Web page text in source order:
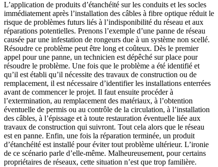
L’application de produits d’étanchéité sur les conduits et les socles
immédiatement après l’installation des câbles à fibre optique réduit le
risque de problèmes futurs liés à l’indisponibilité du réseau et aux
réparations potentielles. Prenons l’exemple d’une panne de réseau
causée par une infestation de rongeurs due à un système non scellé.
Résoudre ce problème peut être long et coûteux. Dès le premier
appel pour une panne, un technicien est dépêché sur place pour
résoudre le problème. Une fois que le problème a été identifié et
qu’il est établi qu’il nécessite des travaux de construction ou de
remplacement, il est nécessaire d’identifier les installations enterrées
avant de commencer le projet. Il faut ensuite procéder à
l’extermination, au remplacement des matériaux, à l’obtention
éventuelle de permis ou au contrôle de la circulation, à l’installation
des câbles, à l’épissage et à toute restauration éventuelle liée aux
travaux de construction qui suivront. Tout cela alors que le réseau
est en panne. Enfin, une fois la réparation terminée, un produit
d’étanchéité est installé pour éviter tout problème ultérieur. L’ironie
de ce scénario parle d’elle-même. Malheureusement, pour certains
propriétaires de réseaux, cette situation n’est que trop familière.